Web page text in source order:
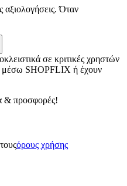
Όταν
σε κριτικές χρηστών
μέσω SHOPFLIX ή έχουν
& προσφορές!
όρους χρήσης